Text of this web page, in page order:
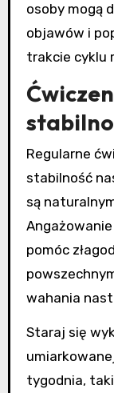
osoby mogą
objawów i
trakcie cyklu
Regularne
stabilność
są
pomóc
wahania
Staraj się
tygodnia,